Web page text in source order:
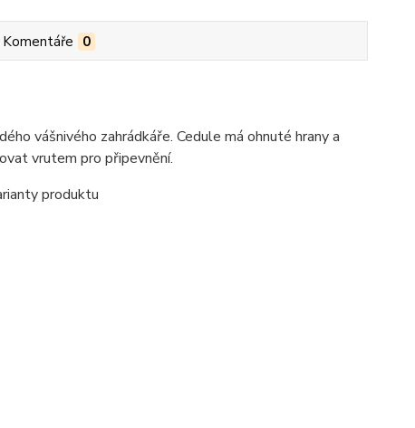
Komentáře 0
vášnivého zahrádkáře. Cedule má ohnuté hrany a
vrutem pro připevnění.
produktu